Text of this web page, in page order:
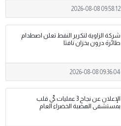
2026-08-08 09:58:12
شركة الزاوية لتكرير النفط تعلن اصطدام
طائرة درون بخزان نافثا
2026-08-08 09:36:04
الإعلان عن نجاح 3 عمليات كيّ قلب
بمستشفى الهضبة الخضراء العام